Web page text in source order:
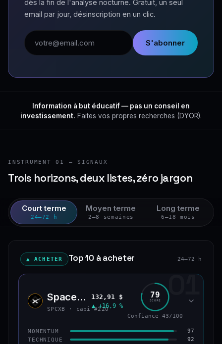
dès la fin de l'analyse nocturne. Gratuit, un seul
email par jour, désinscription en un clic.
Adresse email
S'abonner
Information à but éducatif — pas un conseil en
investissement. Faites vos propres recherches (DYOR).
INSTRUMENT 01 — SIGNAUX
Trois horizons, deux listes, zéro jargon
Court terme
24–72 h
Moyen terme
2–8 semaines
Long terme
6–18 mois
▲ ACHETER Top 10 à acheter 24–72 h
01
SPCX SpaceX (bStocks Tokenized Stock)
SPCXB · capi #220
132,91 $
▲ +16,9 %
79
SCORE
Confiance 43/100
MOMENTUM 97
TECHNIQUE 92